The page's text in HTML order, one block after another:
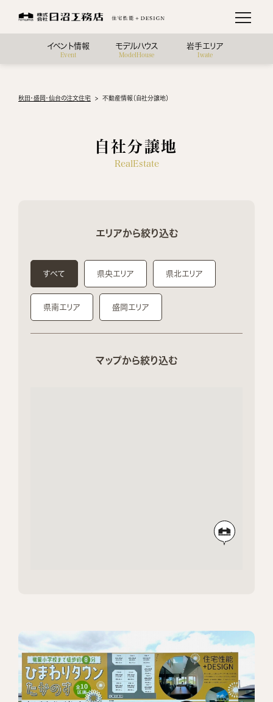
イベント情報
Event
モデルハウス
ModelHouse
岩手エリア
Iwate
秋田・盛岡・仙台の注文住宅 不動産情報（自社分譲地）
自社分譲地
RealEstate
エリアから絞り込む
すべて 県央エリア 県北エリア
県南エリア 盛岡エリア
マップから絞り込む